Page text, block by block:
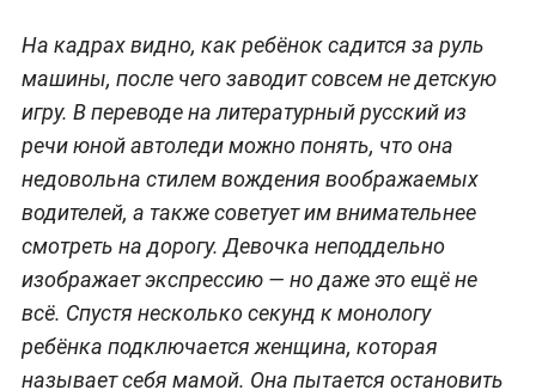
На кадрах видно, как ребёнок садится за руль
машины, после чего заводит совсем не детскую
игру. В переводе на литературный русский из
речи юной автоледи можно понять, что она
недовольна стилем вождения воображаемых
водителей, а также советует им внимательнее
смотреть на дорогу. Девочка неподдельно
изображает экспрессию — но даже это ещё не
всё. Спустя несколько секунд к монологу
ребёнка подключается женщина, которая
называет себя мамой. Она пытается остановить